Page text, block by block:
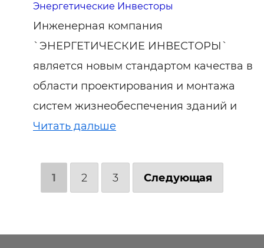
Энергетические Инвесторы
Инженерная компания
`ЭНЕРГЕТИЧЕСКИЕ ИНВЕСТОРЫ`
является новым стандартом качества в
области проектирования и монтажа
систем жизнеобеспечения зданий и
Читать дальше
1 2 3 Следующая